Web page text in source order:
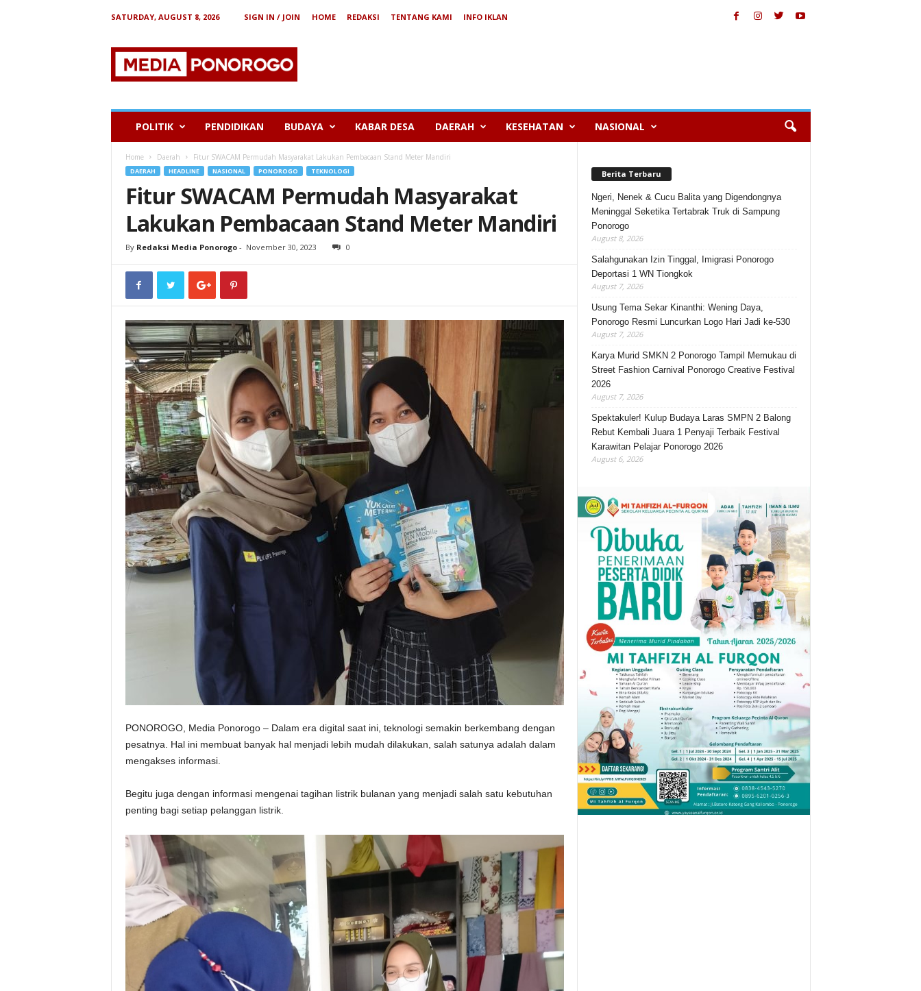
SATURDAY, AUGUST 8, 2026 SIGN IN / JOIN HOME REDAKSI TENTANG KAMI
INFO IKLAN
e
POLITIK PENDIDIKAN BUDAYA KABAR DESA DAERAH KESEHATAN NASIONAL
Home Daerah Fitur SWACAM Permudah Masyarakat Lakukan Pembacaan Stand Meter Mandiri
DAERAH HEADLINE NASIONAL PONOROGO TEKNOLOGI
Fitur SWACAM Permudah Masyarakat
Lakukan Pembacaan Stand Meter Mandiri
By Redaksi Media Ponorogo- November 30, 2023 0
PONOROGO, Media Ponorogo – Dalam era digital saat ini, teknologi semakin berkembang dengan
pesatnya. Hal ini membuat banyak hal menjadi lebih mudah dilakukan, salah satunya adalah dalam
mengakses informasi.
Begitu juga dengan informasi mengenai tagihan listrik bulanan yang menjadi salah satu kebutuhan
penting bagi setiap pelanggan listrik.
Berita Terbaru
Ngeri, Nenek & Cucu Balita yang Digendongnya
Meninggal Seketika Tertabrak Truk di Sampung
Ponorogo
August 8, 2026
Salahgunakan Izin Tinggal, Imigrasi Ponorogo
Deportasi 1 WN Tiongkok
August 7, 2026
Usung Tema Sekar Kinanthi: Wening Daya,
Ponorogo Resmi Luncurkan Logo Hari Jadi ke-530
August 7, 2026
Karya Murid SMKN 2 Ponorogo Tampil Memukau di
Street Fashion Carnival Ponorogo Creative Festival
2026
August 7, 2026
Spektakuler! Kulup Budaya Laras SMPN 2 Balong
Rebut Kembali Juara 1 Penyaji Terbaik Festival
Karawitan Pelajar Ponorogo 2026
August 6, 2026